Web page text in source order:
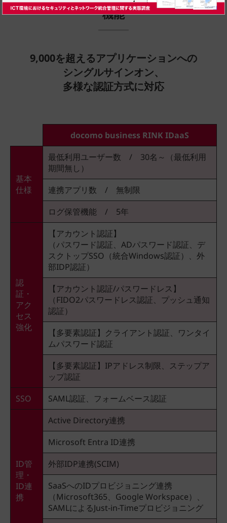
機能
9,000を超えるアプリケーションへの
シングルサインオン、
多様な認証方式に対応
docomo business RINK IDaaS
基本
仕様
最低利用ユーザー数 / 30名～（最低利用
期間無し）
連携アプリ数 / 無制限
ログ保管機能 / 5年
認
証・
アク
セス
強化
【アカウント認証】
（パスワード認証、ADパスワード認証、デ
スクトップSSO（統合Windows認証）、外
部IDP認証）
【アカウント認証/パスワードレス】
（FIDO2パスワードレス認証、プッシュ通知
認証）
【多要素認証】クライアント認証、ワンタイ
ムパスワード認証
【多要素認証】IPアドレス制限、ステップア
ップ認証
SSO
SAML認証、フォームベース認証
ID管
理・
ID連
携
Active Directory連携
Microsoft Entra ID連携
外部IDP連携(SCIM)
SaaSへのIDプロビジョニング連携
（Microsoft365、Google Workspace）、
SAMLによるJust-in-Timeプロビジョニング